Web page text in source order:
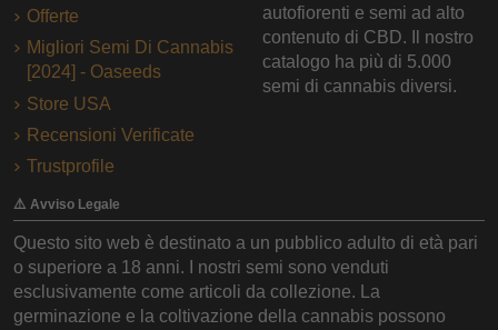
Offerte
Migliori Semi Di Cannabis
[2024] - Oaseeds
Store USA
Recensioni Verificate
Trustprofile
autofiorenti e semi ad alto
contenuto di CBD. Il nostro
catalogo ha più di 5.000
semi di cannabis diversi.
⚠️ Avviso Legale
Questo sito web è destinato a un pubblico adulto di età pari
o superiore a 18 anni. I nostri semi sono venduti
esclusivamente come articoli da collezione. La
germinazione e la coltivazione della cannabis possono